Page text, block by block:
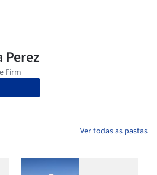
Ver todas as pastas